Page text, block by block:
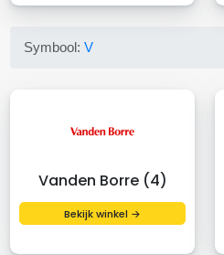
Symbool:V
Vanden Borre (4)
Bekijk winkel →